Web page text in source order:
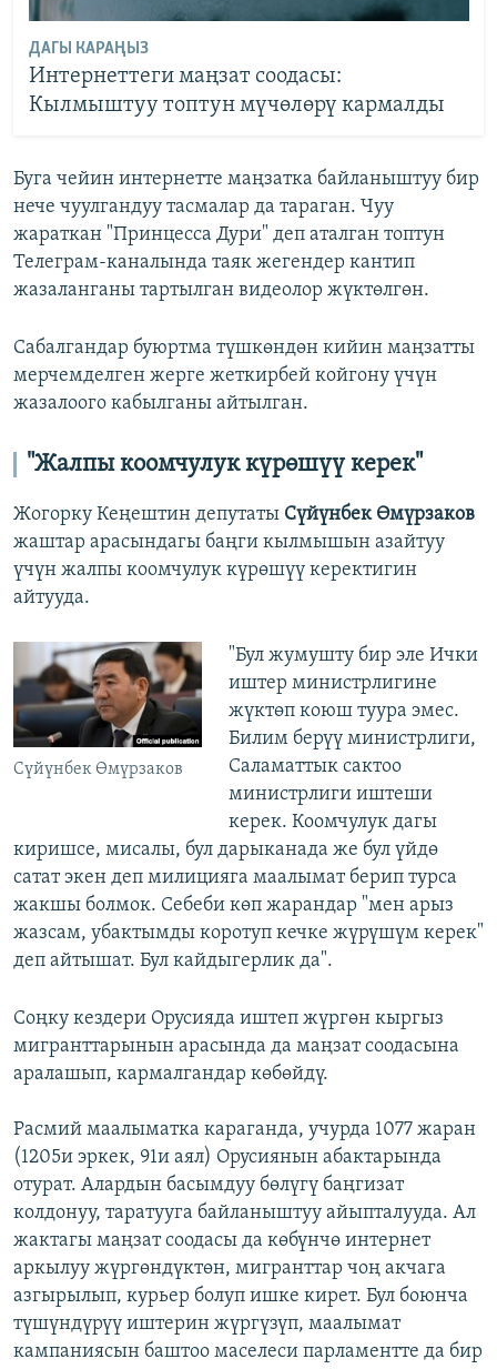
ДАГЫ КАРАҢЫЗ
Интернеттеги маңзат соодасы:
Кылмыштуу топтун мүчөлөрү кармалды
Буга чейин интернетте маңзатка байланыштуу бир
нече чуулгандуу тасмалар да тараган. Чуу
жараткан "Принцесса Дури" деп аталган топтун
Телеграм-каналында таяк жегендер кантип
жазаланганы тартылган видеолор жүктөлгөн.
Сабалгандар буюртма түшкөндөн кийин маңзатты
мерчемделген жерге жеткирбей койгону үчүн
жазалоого кабылганы айтылган.
"Жалпы коомчулук күрөшүү керек"
Жогорку Кеңештин депутаты Сүйүнбек Өмүрзаков
жаштар арасындагы баңги кылмышын азайтуу
үчүн жалпы коомчулук күрөшүү керектигин
айтууда.
Сүйүнбек Өмүрзаков
"Бул жумушту бир эле Ички
иштер министрлигине
жүктөп коюш туура эмес.
Билим берүү министрлиги,
Саламаттык сактоо
министрлиги иштеши
керек. Коомчулук дагы
киришсе, мисалы, бул дарыканада же бул үйдө
сатат экен деп милицияга маалымат берип турса
жакшы болмок. Себеби көп жарандар "мен арыз
жазсам, убактымды коротуп кечке жүрүшүм керек"
деп айтышат. Бул кайдыгерлик да".
Соңку кездери Орусияда иштеп жүргөн кыргыз
мигранттарынын арасында да маңзат соодасына
аралашып, кармалгандар көбөйдү.
Расмий маалыматка караганда, учурда 1077 жаран
(1205и эркек, 91и аял) Орусиянын абактарында
отурат. Алардын басымдуу бөлүгү баңгизат
колдонуу, таратууга байланыштуу айыпталууда. Ал
жактагы маңзат соодасы да көбүнчө интернет
аркылуу жүргөндүктөн, мигранттар чоң акчага
азгырылып, курьер болуп ишке кирет. Бул боюнча
түшүндүрүү иштерин жүргүзүп, маалымат
кампаниясын баштоо маселеси парламентте да бир